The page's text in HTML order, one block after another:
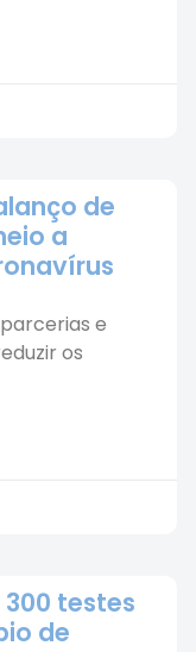
de
a
e
os
testes
de